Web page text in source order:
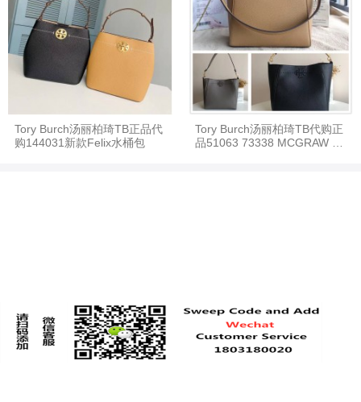
Tory Burch汤丽柏琦TB正品代
购144031新款Felix水桶包
Tory Burch汤丽柏琦TB代购正
品51063 73338 MCGRAW H